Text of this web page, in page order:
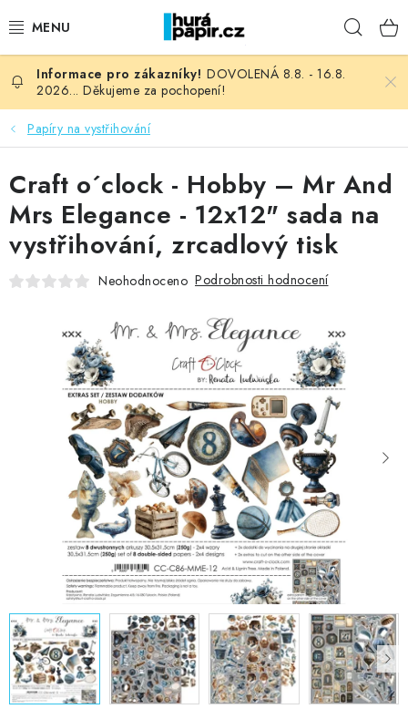
na
NOVINKY
HURÁ DÍLNA
VŠECHNO ZBOŽÍ
KNIHAŘSKÝ MATERIÁL
FOTORECENZE
MOJE OBJEDNÁVKA
Kontakty Moje objednávka
Oblíbené ♥️
Hodnocení obchodu
Obchodní podmínky
Podmínky ochrany osobních údajů
Ověřování recenzí
Jak nakupovat
DOVOLENÁ 8.8. - 16.8.
2026... Děkujeme za pochopení!
Papíry na vystřihování
Craft o´clock - Hobby – Mr And
Mrs Elegance - 12x12" sada na
vystřihování, zrcadlový tisk
Neohodnoceno Podrobnosti hodnocení